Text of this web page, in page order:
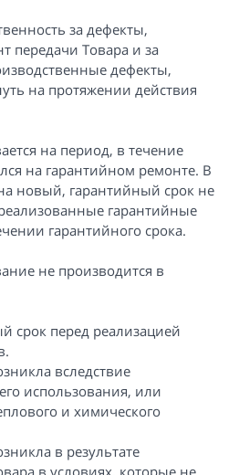
за дефекты,
передачи Товара и за
дефекты,
на протяжении действия
на период, в течение
на гарантийном ремонте. В
новый, гарантийный срок не
гарантийные
гарантийного срока.
не производится в
срок перед реализацией
вследствие
использования, или
и химического
в результате